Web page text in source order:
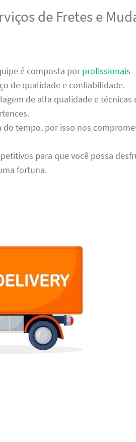
de Fretes e
é composta por profissionais
de qualidade e confiabilidade.
de alta qualidade e técnicas
tempo, por isso nos
para que você possa
fortuna.